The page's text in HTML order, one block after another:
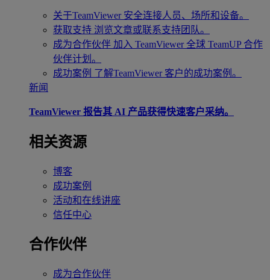
关于TeamViewer 安全连接人员、场所和设备。
获取支持 浏览文章或联系支持团队。
成为合作伙伴 加入 TeamViewer 全球 TeamUP 合作
伙伴计划。
成功案例 了解TeamViewer 客户的成功案例。
新闻
TeamViewer 报告其 AI 产品获得快速客户采纳。
相关资源
博客
成功案例
活动和在线讲座
信任中心
合作伙伴
成为合作伙伴